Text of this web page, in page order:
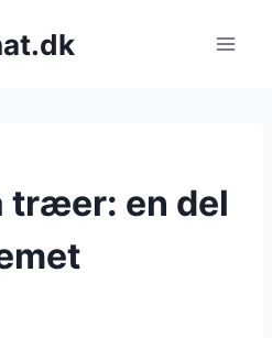
træer: en del